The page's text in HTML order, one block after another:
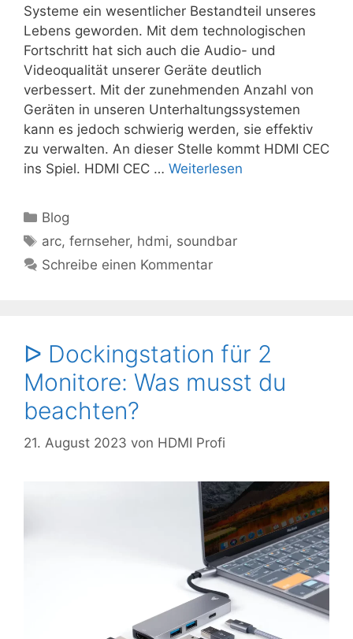
Systeme ein wesentlicher Bestandteil unseres
Lebens geworden. Mit dem technologischen
Fortschritt hat sich auch die Audio- und
Videoqualität unserer Geräte deutlich
verbessert. Mit der zunehmenden Anzahl von
Geräten in unseren Unterhaltungssystemen
kann es jedoch schwierig werden, sie effektiv
zu verwalten. An dieser Stelle kommt HDMI CEC
ins Spiel. HDMI CEC … Weiterlesen
Kategorien
Blog
Schlagwörter
arc,fernseher, hdmi, soundbar
Schreibe einen Kommentar
ᐅ Dockingstation für 2
Monitore: Was musst du
beachten?
21. August 2023 von HDMI Profi